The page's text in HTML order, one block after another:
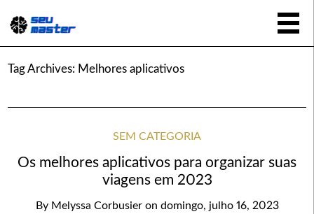
Tag Archives: Melhores aplicativos
SEM CATEGORIA
Os melhores aplicativos para organizar suas
viagens em 2023
By Melyssa Corbusier on domingo, julho 16, 2023